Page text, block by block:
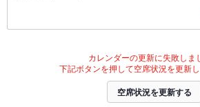
カレンダーの更新に失敗しま
下記ボタンを押して空席状況を更新し
空席状況を更新する